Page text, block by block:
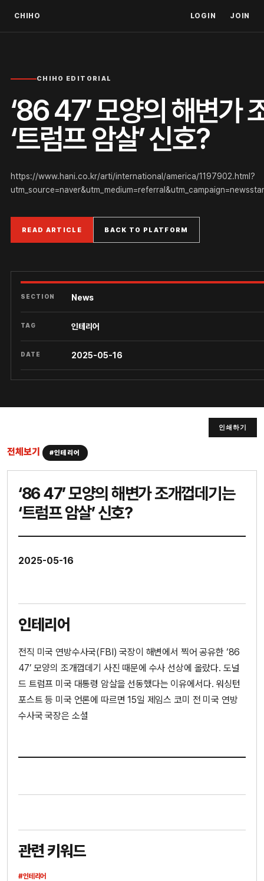
CHIHO LOGIN JOIN
CHIHO EDITORIAL
‘86 47’ 모양의 해변가
‘트럼프 암살’ 신호?
https://www.hani.co.kr/arti/international/america/1197902.html?
READ ARTICLE BACK TO PLATFORM
SECTION News
TAG 인테리어
DATE 2025-05-16
인쇄하기
전체보기 #인테리어
‘86 47’ 모양의 해변가 조개껍데기는
‘트럼프 암살’ 신호?
2025-05-16
인테리어
전직 미국 연방수사국(FBI) 국장이 해변에서 찍어 공유한 ‘86
47’ 모양의 조개껍데기 사진 때문에 수사 선상에 올랐다. 도널
드 트럼프 미국 대통령 암살을 선동했다는 이유에서다. 워싱턴
포스트 등 미국 언론에 따르면 15일 제임스 코미 전 미국 연방
수사국 국장은 소셜
관련 키워드
#인테리어